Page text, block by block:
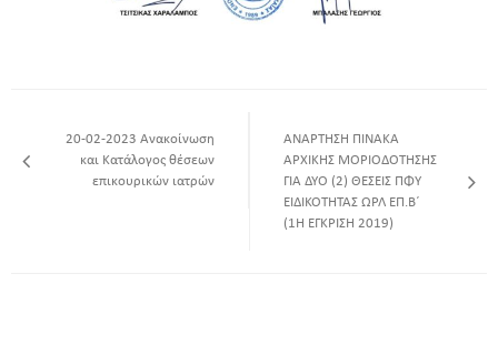
20-02-2023 Ανακοίνωση
και Κατάλογος θέσεων
επικουρικών ιατρών
ANAΡΤΗΣΗ ΠΙΝΑΚΑ
ΑΡΧΙΚΗΣ ΜΟΡΙΟΔΟΤΗΣΗΣ
ΓΙΑ ΔΥΟ (2) ΘΕΣΕΙΣ ΠΦΥ
ΕΙΔΙΚΟΤΗΤΑΣ ΩΡΛ ΕΠ.Β΄
(1Η ΕΓΚΡΙΣΗ 2019)